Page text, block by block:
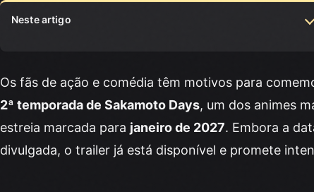
Neste artigo
Enredo de ‘Sakamoto Days’
3. Equipe de produção e elenco
Expectativas para a nova temporada
Os fãs de ação e comédia têm motivos para
2ª temporada de Sakamoto Days, um dos animes
estreia marcada para janeiro de 2027. Embora a
divulgada, o trailer já está disponível e promete